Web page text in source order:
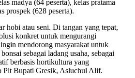
madya (64 peserta), kelas pratama
prospek (628 peserta).
hobi atau seni. Di tangan yang tepat,
konkret untuk mengurangi
mendorong masyarakat untuk
sebagai ladang usaha, sebagai
berbasis hortikultura yang
Plt Bupati Gresik, Asluchul Alif.